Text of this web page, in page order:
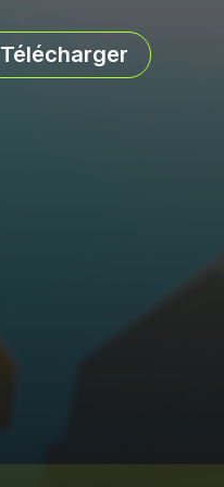
Télécharger